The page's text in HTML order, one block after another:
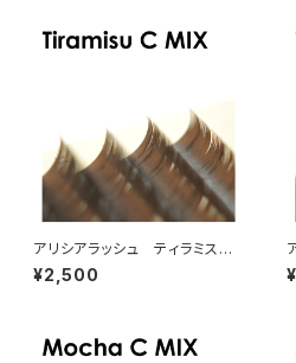
アリシアラッシュ ティラミスブ
ラウンCカールMIX
¥2,500